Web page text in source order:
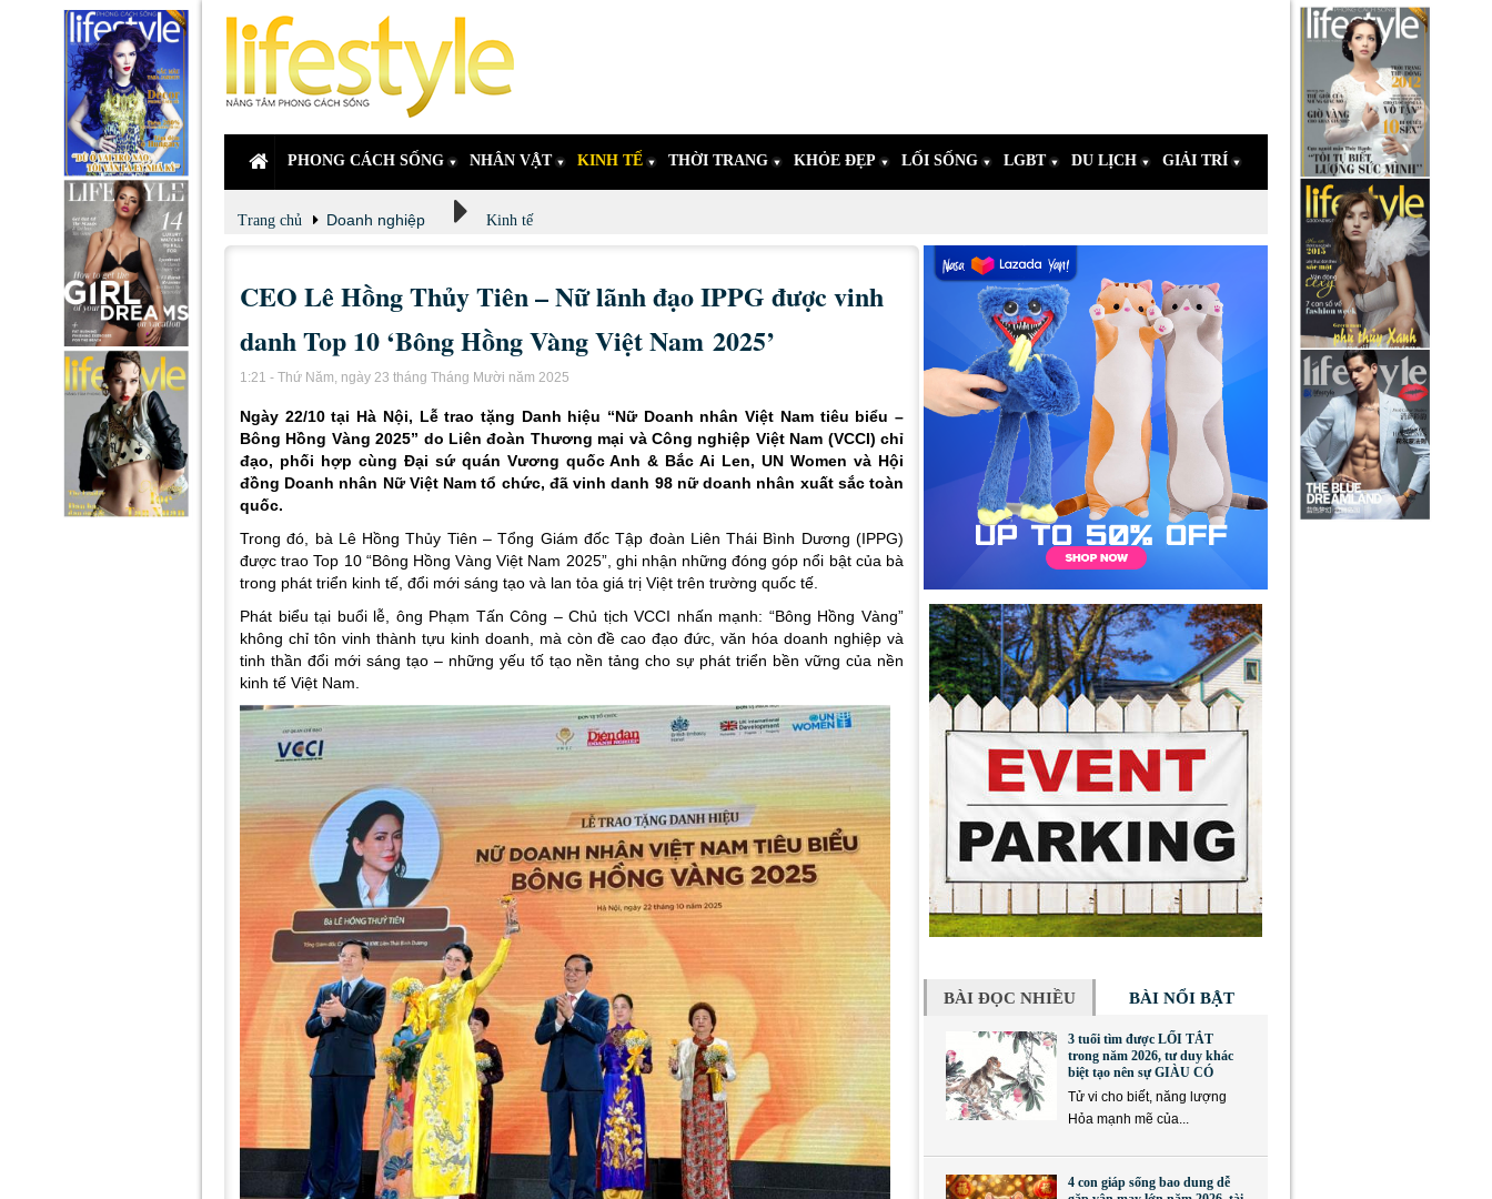
PHONG CÁCH SỐNG NHÂN VẬT KINH TẾ THỜI TRANG KHỎE ĐẸP LỐI SỐNG LGBT DU LỊCH GIẢI TRÍ
Trang chủ Doanh nghiệp Kinh tế
CEO Lê Hồng Thủy Tiên – Nữ lãnh đạo IPPG được vinh
danh Top 10 ‘Bông Hồng Vàng Việt Nam 2025’
1:21 - Thứ Năm, ngày 23 tháng Tháng Mười năm 2025
Ngày 22/10 tại Hà Nội, Lễ trao tặng Danh hiệu “Nữ Doanh nhân Việt Nam tiêu biểu –
Bông Hồng Vàng 2025” do Liên đoàn Thương mại và Công nghiệp Việt Nam (VCCI) chỉ
đạo, phối hợp cùng Đại sứ quán Vương quốc Anh & Bắc Ai Len, UN Women và Hội
đồng Doanh nhân Nữ Việt Nam tổ chức, đã vinh danh 98 nữ doanh nhân xuất sắc toàn
quốc.
Trong đó, bà Lê Hồng Thủy Tiên – Tổng Giám đốc Tập đoàn Liên Thái Bình Dương (IPPG)
được trao Top 10 “Bông Hồng Vàng Việt Nam 2025”, ghi nhận những đóng góp nổi bật của bà
trong phát triển kinh tế, đổi mới sáng tạo và lan tỏa giá trị Việt trên trường quốc tế.
Phát biểu tại buổi lễ, ông Phạm Tấn Công – Chủ tịch VCCI nhấn mạnh: “Bông Hồng Vàng”
không chỉ tôn vinh thành tựu kinh doanh, mà còn đề cao đạo đức, văn hóa doanh nghiệp và
tinh thần đổi mới sáng tạo – những yếu tố tạo nền tảng cho sự phát triển bền vững của nền
kinh tế Việt Nam.
BÀI ĐỌC NHIỀU BÀI NỔI BẬT
3 tuổi tìm được LỐI TẮT
trong năm 2026, tư duy khác
biệt tạo nên sự GIÀU CÓ
Tử vi cho biết, năng lượng
Hỏa mạnh mẽ của...
4 con giáp sống bao dung dễ